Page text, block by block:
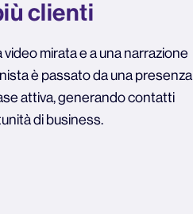
clienti
mirata e a una narrazione
è passato da una presenza
attiva, generando contatti
di business.